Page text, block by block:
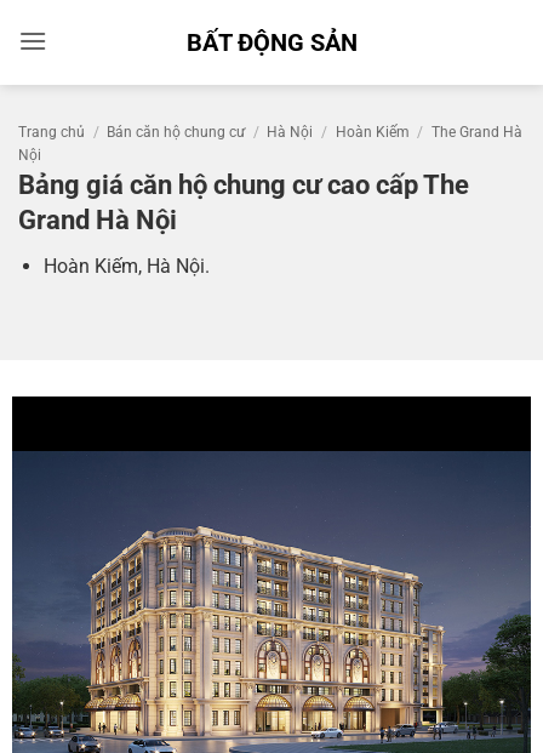
qua
BẤT ĐỘNG SẢN
Trang chủ / Bán căn hộ chung cư / Hà Nội / Hoàn Kiếm / The Grand Hà
Nội
Bảng giá căn hộ chung cư cao cấp The
Grand Hà Nội
Hoàn Kiếm, Hà Nội.